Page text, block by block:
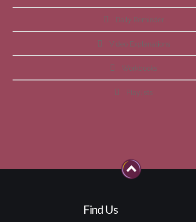
Daily Reminder
Video Explanations
Workbooks
Playlists
Find Us